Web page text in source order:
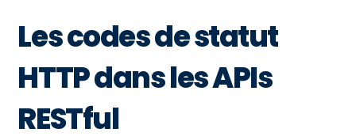
Les codes de statut
HTTP dans les APIs
RESTful